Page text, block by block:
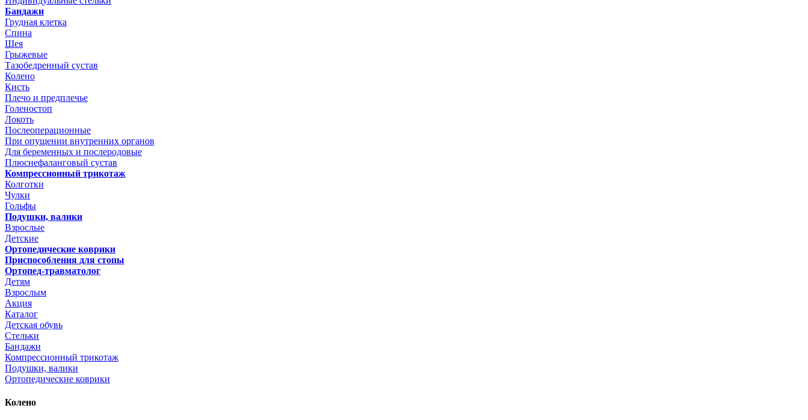
Бандажи
Грудная клетка
Спина
Шея
Грыжевые
Тазобедренный сустав
Колено
Кисть
Плечо и предплечье
Голеностоп
Локоть
Послеоперационные
При опущении внутренних органов
Для беременных и послеродовые
Плюснефаланговый сустав
Компрессионный трикотаж
Колготки
Чулки
Гольфы
Подушки, валики
Взрослые
Детские
Ортопедические коврики
Приспособления для стопы
Ортопед-травматолог
Детям
Взрослым
Акция
Каталог
Детская обувь
Стельки
Бандажи
Компрессионный трикотаж
Подушки, валики
Ортопедические коврики
Колено